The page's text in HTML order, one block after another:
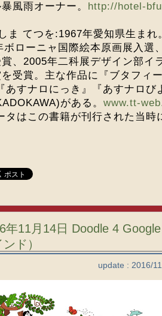
風雨オーナー。 http://hotel-
ま てつを:1967年愛知県生まれ
ボローニャ国際絵本原画展入選
、2005年二科展デザイン部イ
受賞。主な作品に『ブタフィ
あすナロにっき』『あすナロび
がある。 www.tt-
タはこの書籍が刊行された当時
年11月14日 Doodle 4
ンド）
update : 2016/